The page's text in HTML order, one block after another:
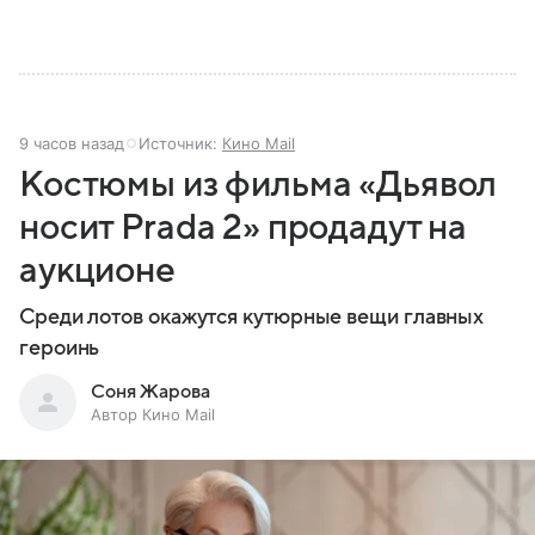
9 часов назад Источник: Кино Mail
Костюмы из фильма «Дьявол
носит Prada 2» продадут на
аукционе
Среди лотов окажутся кутюрные вещи главных
героинь
Соня Жарова
Автор Кино Mail